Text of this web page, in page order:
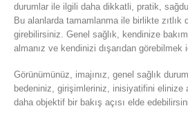
durumlar ile ilgili daha dikkatli, pratik,
Bu alanlarda tamamlanma ile birlikte zıtlık
girebilirsiniz. Genel sağlık, kendinize
almanız ve kendinizi dışarıdan görebilmek
Görünümünüz, imajınız, genel sağlık
bedeniniz, girişimleriniz, inisiyatifini elinize
daha objektif bir bakış açısı elde